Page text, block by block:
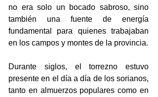
no era solo un bocado sabroso, sino
también una fuente de energía
fundamental para quienes trabajaban
en los campos y montes de la provincia.
Durante siglos, el torrezno estuvo
presente en el día a día de los sorianos,
tanto en almuerzos populares como en